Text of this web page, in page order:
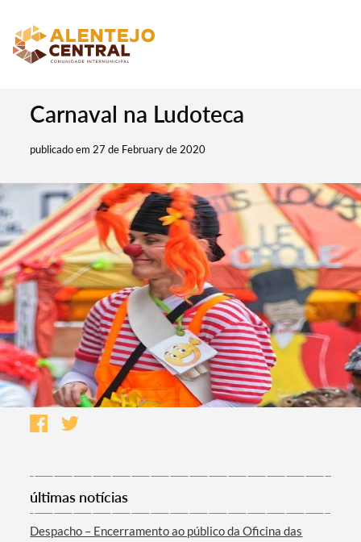
Carnaval na Ludoteca
publicado em 27 de February de 2020
últimas notícias
Despacho – Encerramento ao público da Oficina das